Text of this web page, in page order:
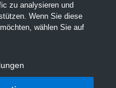
zu analysieren und
Wenn Sie diese
wählen Sie auf